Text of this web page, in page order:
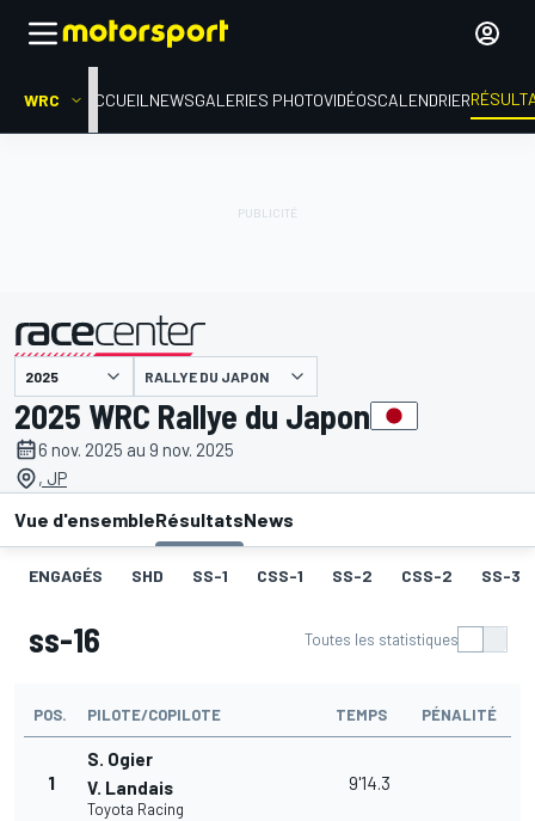
WRC ACCUEIL NEWSGALERIES PHOTOVIDÉOSCALENDRIER
présenté par RALLYE DU JAPON
2025 WRC Rallye du Japon
6 nov. 2025 au 9 nov. 2025
, JP
Vue d'ensembleRésultatsNews
ENGAGÉS SHD SS-1 CSS-1 SS-2 CSS-2 SS-3
ss-16 Toutes les statistiques
POS. PILOTE/COPILOTE TEMPS PÉNALITÉ
1
S. Ogier
V. Landais
Toyota Racing
9'14.3